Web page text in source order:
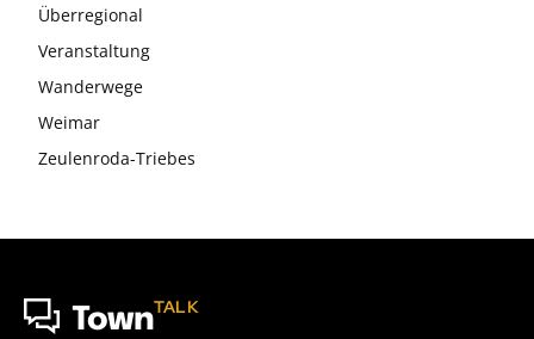
Überregional
Veranstaltung
Wanderwege
Weimar
Zeulenroda-Triebes
TownTALK